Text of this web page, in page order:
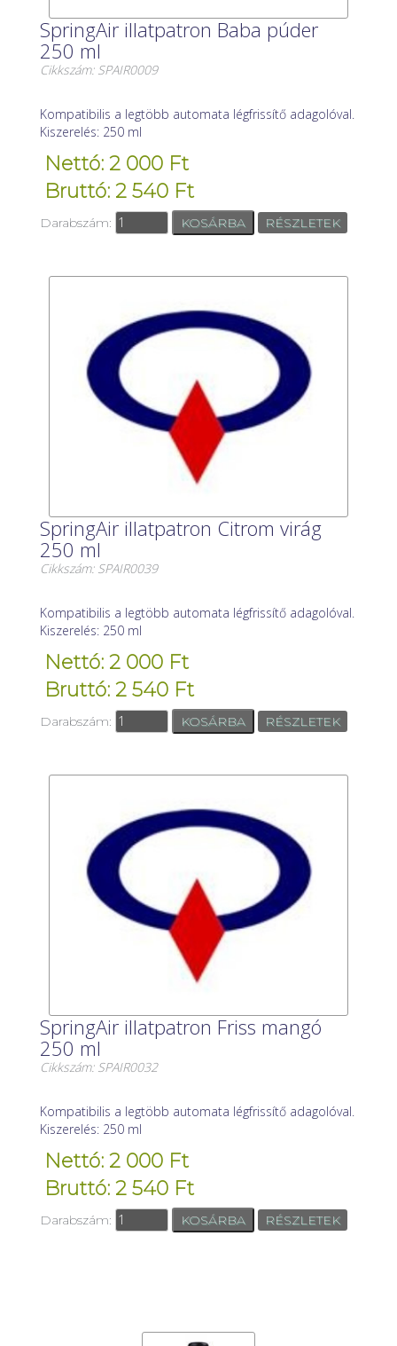
SpringAir illatpatron Baba púder
250 ml
Cikkszám: SPAIR0009
Kompatibilis a legtöbb automata légfrissítő adagolóval.
Kiszerelés: 250 ml
Nettó: 2 000 Ft
Bruttó: 2 540 Ft
Darabszám: RÉSZLETEK
SpringAir illatpatron Citrom virág
250 ml
Cikkszám: SPAIR0039
Kompatibilis a legtöbb automata légfrissítő adagolóval.
Kiszerelés: 250 ml
Nettó: 2 000 Ft
Bruttó: 2 540 Ft
Darabszám: RÉSZLETEK
SpringAir illatpatron Friss mangó
250 ml
Cikkszám: SPAIR0032
Kompatibilis a legtöbb automata légfrissítő adagolóval.
Kiszerelés: 250 ml
Nettó: 2 000 Ft
Bruttó: 2 540 Ft
Darabszám: RÉSZLETEK